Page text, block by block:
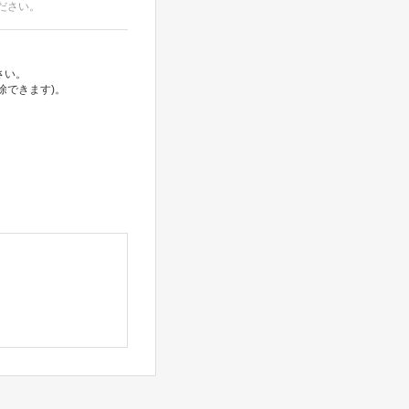
い。
。
きます)。